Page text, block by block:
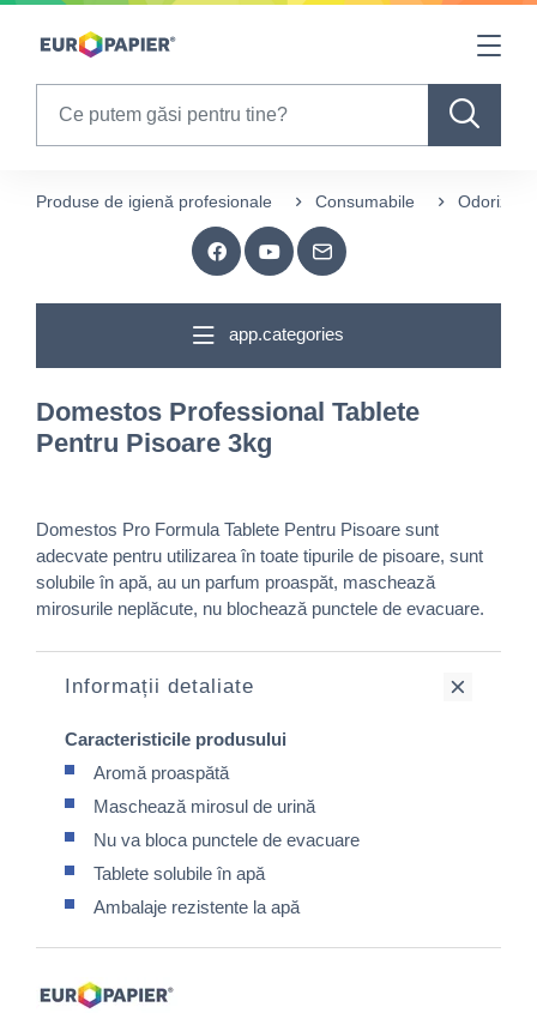
Table Of Content
Produse de igienă profesionale Consumabile Odorizare
app.categories
Domestos Professional Tablete
Pentru Pisoare 3kg
Domestos Pro Formula Tablete Pentru Pisoare sunt
adecvate pentru utilizarea în toate tipurile de pisoare, sunt
solubile în apă, au un parfum proaspăt, maschează
mirosurile neplăcute, nu blochează punctele de evacuare.
Informații detaliate
Caracteristicile produsului
Aromă proaspătă
Maschează mirosul de urină
Nu va bloca punctele de evacuare
Tablete solubile în apă
Ambalaje rezistente la apă